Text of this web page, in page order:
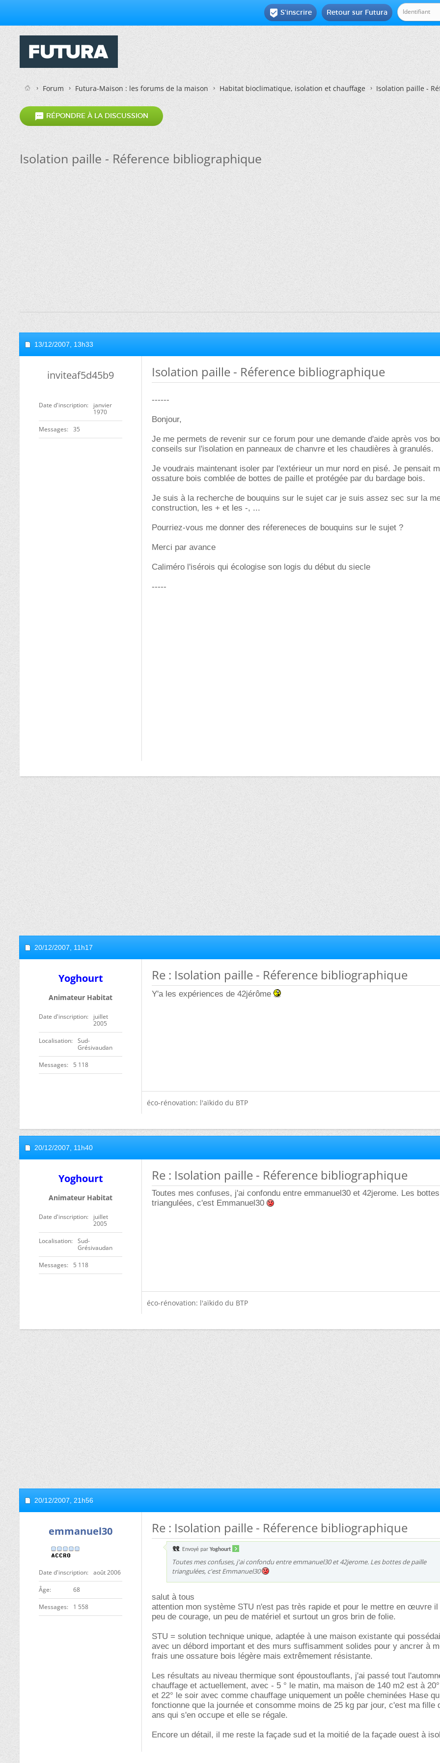
Retour sur Futura
 S'inscrire
Forum Futura-Maison : les forums de la maison Habitat bioclimatique, isolation et chauffage Isolation paille -
 RÉPONDRE À LA DISCUSSION
Isolation paille - Réference bibliographique
13/12/2007, 13h33
inviteaf5d45b9
Date d'inscription
janvier
1970
Messages 35
Isolation paille - Réference bibliographique
------
Bonjour,
Je me permets de revenir sur ce forum pour une demande d'aide après vos
conseils sur l'isolation en panneaux de chanvre et les chaudières à granulés.
Je voudrais maintenant isoler par l'extérieur un mur nord en pisé. Je pensait
ossature bois comblée de bottes de paille et protégée par du bardage bois.
Je suis à la recherche de bouquins sur le sujet car je suis assez sec sur la
construction, les + et les -, ...
Pourriez-vous me donner des réfereneces de bouquins sur le sujet ?
Merci par avance
Caliméro l'isérois qui écologise son logis du début du siecle
-----
20/12/2007, 11h17
Yoghourt
Animateur Habitat
Date d'inscription
juillet
2005
Localisation
Sud-
Grésivaudan
Messages 5 118
Re : Isolation paille - Réference bibliographique
Y'a les expériences de 42jérôme
éco-rénovation: l'aïkido du BTP
20/12/2007, 11h40
Yoghourt
Animateur Habitat
Date d'inscription
juillet
2005
Localisation
Sud-
Grésivaudan
Messages 5 118
Re : Isolation paille - Réference bibliographique
Toutes mes confuses, j'ai confondu entre emmanuel30 et 42jerome. Les
triangulées, c'est Emmanuel30
éco-rénovation: l'aïkido du BTP
20/12/2007, 21h56
emmanuel30
Date d'inscription août 2006
ge 68
Messages 1 558
Re : Isolation paille - Réference bibliographique
Envoyé par Yoghourt
Toutes mes confuses, j'ai confondu entre emmanuel30 et 42jerome. Les bottes de paille
triangulées, c'est Emmanuel30
salut à tous
attention mon système STU n'est pas très rapide et pour le mettre en œuvre il
peu de courage, un peu de matériel et surtout un gros brin de folie.
STU = solution technique unique, adaptée à une maison existante qui
avec un débord important et des murs suffisamment solides pour y ancrer à
frais une ossature bois légère mais extrêmement résistante.
Les résultats au niveau thermique sont époustouflants, j'ai passé tout
chauffage et actuellement, avec - 5 ° le matin, ma maison de 140 m2 est à
et 22° le soir avec comme chauffage uniquement un poêle cheminées Hase
fonctionne que la journée et consomme moins de 25 kg par jour, c'est ma fille
ans qui s'en occupe et elle se régale.
Encore un détail, il me reste la façade sud et la moitié de la façade ouest à